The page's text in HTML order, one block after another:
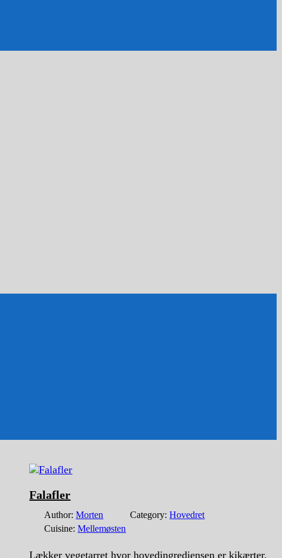
Falafler
Author:Morten Category:Hovedret
Cuisine:Mellemøsten
Lækker vegetarret hvor hovedingrediensen er kikærter.